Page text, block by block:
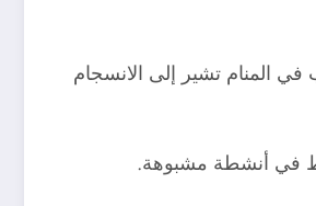
المنام تشير إلى الانسجام
في أنشطة مشبوهة.